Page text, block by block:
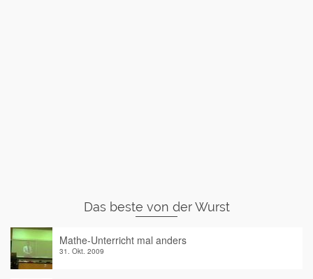
Das beste von der Wurst
Mathe-Unterricht mal anders
31. Okt. 2009